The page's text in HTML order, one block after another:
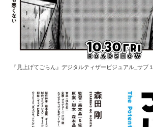
『見上げてごらん』デジタルティザービジュアル_サブ１